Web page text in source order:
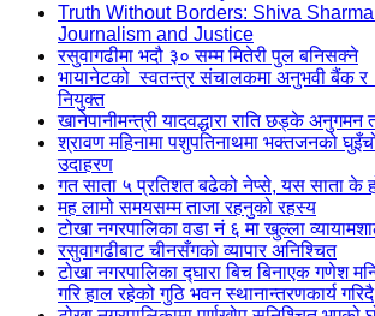
Truth Without Borders: Shiva
Journalism and Justice
रसुवागढीमा भदौ ३० सम्म मितेरी पुल बनिसक्ने
भायानेटको स्वतन्त्र संचालकमा अनुभवी बैंक र
नियुक्त
खानेपानीमन्त्री यादवद्धारा राति छड्के अनुगमन
श्रावण महिनामा पशुपतिनाथमा भक्तजनको
उदाहरण
गत साता ५ प्रतिशत बढेको नेप्से, यस साता के
मह लामो समयसम्म ताजा रहनुको रहस्य
टोखा नगरपालिका वडा नं ६ मा खुल्ला
रसुवागढीबाट चीनसँगको व्यापार अनिश्चित
टोखा नगरपालिका द्घारा बिच बिनाएक गणेश
गरि हाल रहेको गुठि भवन स्थानान्तरणकार्य गरिदै